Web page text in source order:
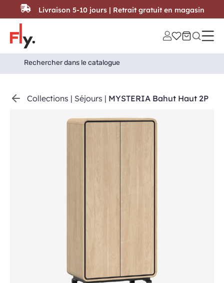
Passer au contenu
Search
for:
Search Button
Collections | Séjours | MYSTERIA Bahut Haut 2P
Livraison 5-10 jours | Retrait gratuit en magasin